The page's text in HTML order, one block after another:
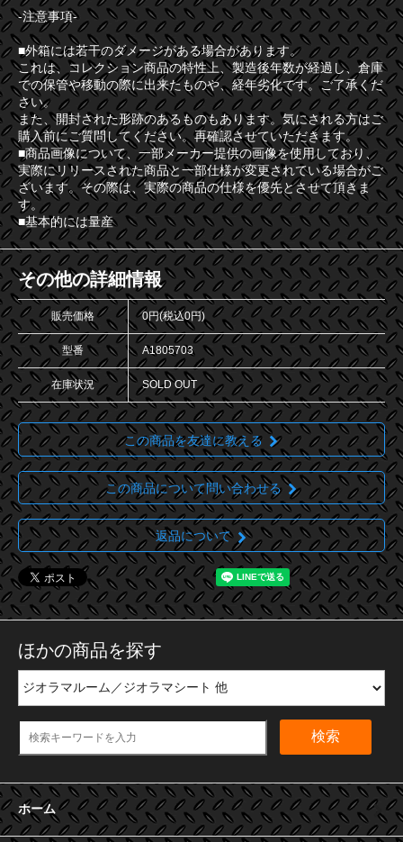
-注意事項-
■外箱には若干のダメージがある場合があります。
これは、コレクション商品の特性上、製造後年数が経過し、倉庫
での保管や移動の際に出来たものや、経年劣化です。ご了承くだ
さい。
また、開封された形跡のあるものもあります。気にされる方はご
購入前にご質問してください。再確認させていただきます。
■商品画像について、一部メーカー提供の画像を使用しており、
実際にリリースされた商品と一部仕様が変更されている場合がご
ざいます。その際は、実際の商品の仕様を優先とさせて頂きま
す。
■基本的には量産
その他の詳細情報
販売価格 0円(税込0円)
型番 A1805703
在庫状況 SOLD OUT
この商品を友達に教える
この商品について問い合わせる
返品について
ほかの商品を探す
検索
ホーム